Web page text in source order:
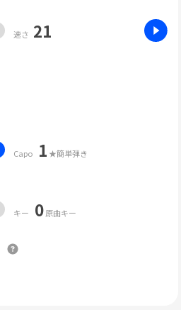
速さ 21
Capo 1 ★簡単弾き
キー 0原曲キー